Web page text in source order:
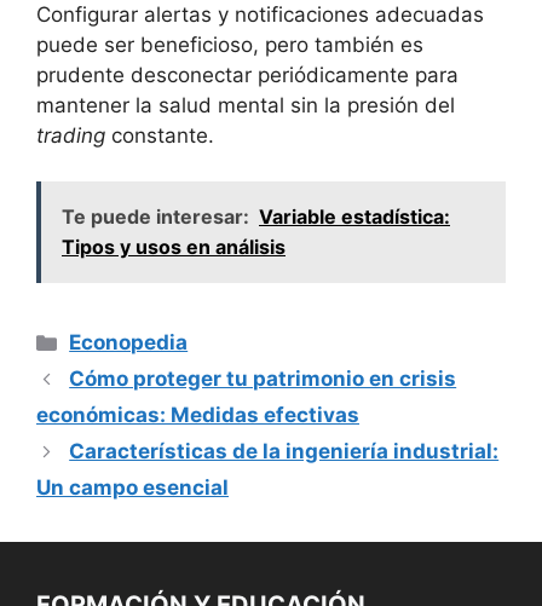
Configurar alertas y notificaciones adecuadas
puede ser beneficioso, pero también es
prudente ⁣desconectar periódicamente para
mantener la ‌salud ​mental sin la presión del
trading constante.
Te puede interesar: Variable estadística:
Tipos y usos en análisis
Categorías
Econopedia
Cómo proteger tu patrimonio en crisis
económicas: Medidas efectivas
Características de la ingeniería industrial:
Un campo esencial